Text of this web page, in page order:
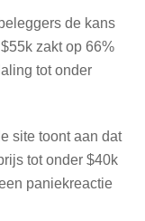
de kans
zakt op 66%
tot onder
site toont aan dat
tot onder $40k
paniekreactie